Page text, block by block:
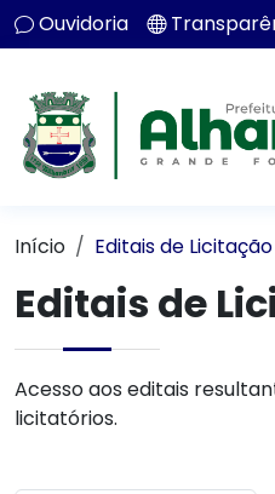
Ouvidoria
Início Editais de Licitação
Editais de
Acesso aos editais
licitatórios.